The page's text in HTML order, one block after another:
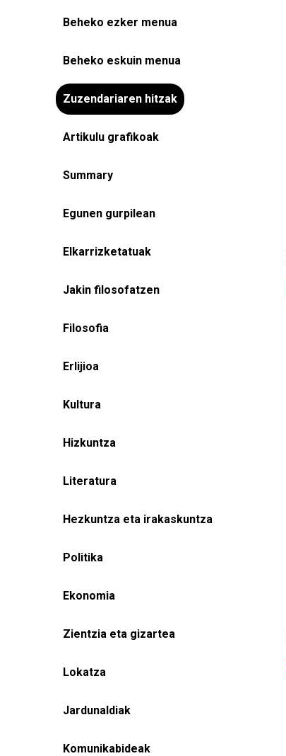
Beheko ezker menua
Beheko eskuin menua
Zuzendariaren hitzak
Artikulu grafikoak
Summary
Egunen gurpilean
Elkarrizketatuak
Jakin filosofatzen
Filosofia
Erlijioa
Kultura
Hizkuntza
Literatura
Hezkuntza eta irakaskuntza
Politika
Ekonomia
Zientzia eta gizartea
Lokatza
Jardunaldiak
Komunikabideak